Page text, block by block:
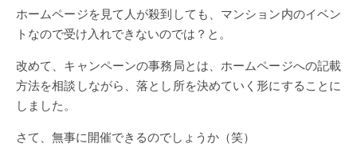
ホームページを見て人が殺到しても、マンション内のイベン
トなので受け入れできないのでは？と。
改めて、キャンペーンの事務局とは、ホームページへの記載
方法を相談しながら、落とし所を決めていく形にすることに
しました。
さて、無事に開催できるのでしょうか（笑）